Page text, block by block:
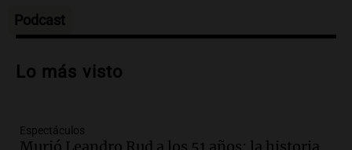
Episodios
Audio.Análisis de la derrota legislativa
impacto en la opinión pública
Podcast
Lo más visto
Espectáculos